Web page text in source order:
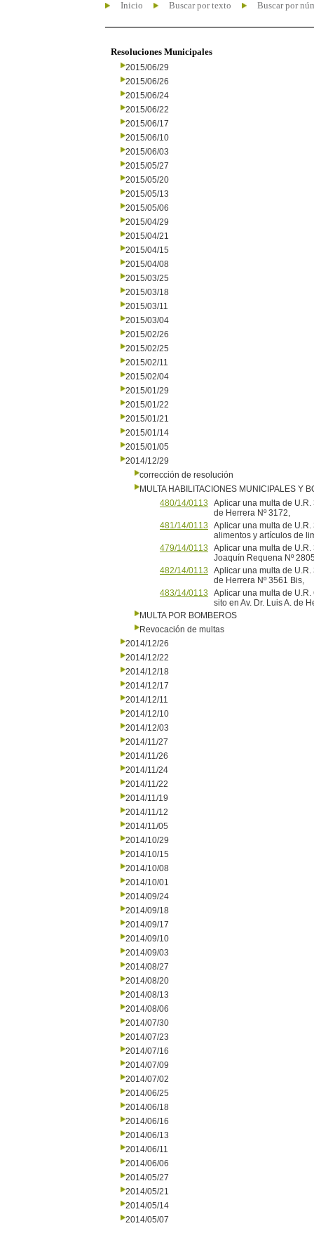
Inicio Buscar por texto Buscar por
Resoluciones Municipales
2015/06/29
2015/06/26
2015/06/24
2015/06/22
2015/06/17
2015/06/10
2015/06/03
2015/05/27
2015/05/20
2015/05/13
2015/05/06
2015/04/29
2015/04/21
2015/04/15
2015/04/08
2015/03/25
2015/03/18
2015/03/11
2015/03/04
2015/02/26
2015/02/25
2015/02/11
2015/02/04
2015/01/29
2015/01/22
2015/01/21
2015/01/14
2015/01/05
2014/12/29
corrección de resolución
MULTA HABILITACIONES MUNICIPALES Y
480/14/0113
Aplicar una multa de U.R.
de Herrera Nº 3172,
481/14/0113
Aplicar una multa de
alimentos y artículos de
479/14/0113
Aplicar una multa de
Joaquín Requena Nº
482/14/0113
Aplicar una multa de U.R.
de Herrera Nº 3561 Bis,
483/14/0113
Aplicar una multa de U.R.
sito en Av. Dr. Luis A. de
MULTA POR BOMBEROS
Revocación de multas
2014/12/26
2014/12/22
2014/12/18
2014/12/17
2014/12/11
2014/12/10
2014/12/03
2014/11/27
2014/11/26
2014/11/24
2014/11/22
2014/11/19
2014/11/12
2014/11/05
2014/10/29
2014/10/15
2014/10/08
2014/10/01
2014/09/24
2014/09/18
2014/09/17
2014/09/10
2014/09/03
2014/08/27
2014/08/20
2014/08/13
2014/08/06
2014/07/30
2014/07/23
2014/07/16
2014/07/09
2014/07/02
2014/06/25
2014/06/18
2014/06/16
2014/06/13
2014/06/11
2014/06/06
2014/05/27
2014/05/21
2014/05/14
2014/05/07